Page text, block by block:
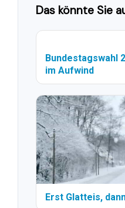
Das könnte Sie
Bundestagswahl
im Aufwind
Erst Glatteis,